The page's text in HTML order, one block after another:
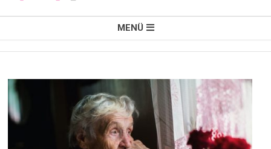
NŐI
VÁLTÓ
MENÜ